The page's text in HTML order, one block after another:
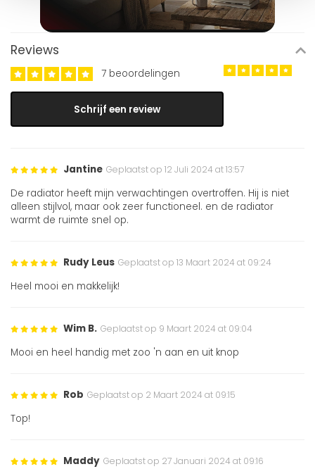
Reviews
7 beoordelingen
Schrijf een review
Jantine Geplaatst op 12 Juli 2024 at 13:57
De radiator heeft mijn verwachtingen overtroffen. Hij is niet
alleen stijlvol, maar ook zeer functioneel. en de radiator
warmt de ruimte snel op.
Rudy Leus Geplaatst op 13 Maart 2024 at 09:24
Heel mooi en makkelijk!
Wim B. Geplaatst op 9 Maart 2024 at 09:04
Mooi en heel handig met zoo 'n aan en uit knop
Rob Geplaatst op 2 Maart 2024 at 09:15
Top!
Maddy Geplaatst op 27 Januari 2024 at 09:16